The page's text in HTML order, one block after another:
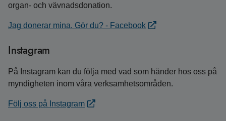
organ- och vävnadsdonation.
Jag donerar mina. Gör du? - Facebook
Instagram
På Instagram kan du följa med vad som händer hos oss på
myndigheten inom våra verksamhetsområden.
Följ oss på Instagram